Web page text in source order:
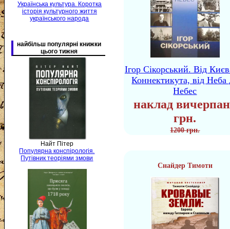
Українська культура. Коротка
історія культурного життя
українського народа
найбільш популярні книжки
цього тижня
Найт Пітер
Популярна конспірологія.
Путівник теоріями змови
Ігор Сікорський. Від
Коннектикута, від Неба
Небес
наклад
грн.
1200 грн.
Снайдер Тимоти